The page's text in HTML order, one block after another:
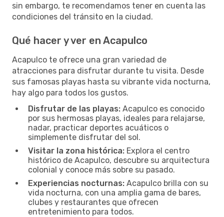
sin embargo, te recomendamos tener en cuenta las
condiciones del tránsito en la ciudad.
Qué hacer y ver en Acapulco
Acapulco te ofrece una gran variedad de
atracciones para disfrutar durante tu visita. Desde
sus famosas playas hasta su vibrante vida nocturna,
hay algo para todos los gustos.
Disfrutar de las playas: Acapulco es conocido
por sus hermosas playas, ideales para relajarse,
nadar, practicar deportes acuáticos o
simplemente disfrutar del sol.
Visitar la zona histórica: Explora el centro
histórico de Acapulco, descubre su arquitectura
colonial y conoce más sobre su pasado.
Experiencias nocturnas: Acapulco brilla con su
vida nocturna, con una amplia gama de bares,
clubes y restaurantes que ofrecen
entretenimiento para todos.